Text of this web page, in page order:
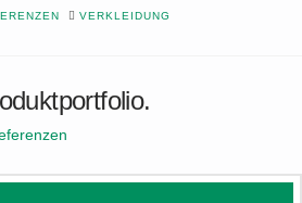
VERKLEIDUNG